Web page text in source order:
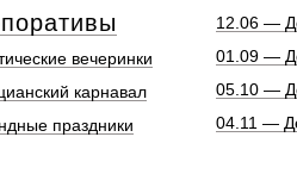
вечеринки
карнавал
праздники
12.06 —
01.09 —
05.10 —
04.11 —